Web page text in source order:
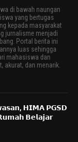
di bawah naungan
yang bertugas
kepada masyarakat
jurnalisme menjadi
Portal berita ini
luas sehingga
mahasiswa dan
akurat, dan menarik.
𝗛𝗜𝗠𝗔 𝗣𝗚𝗦𝗗
𝗕𝗲𝗹𝗮𝗷𝗮𝗿